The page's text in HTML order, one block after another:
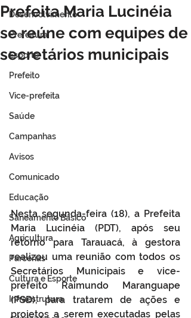
Desenvolvimento
Prefeitura
Esporte
Prefeito
Vice-prefeita
Saúde
Campanhas
Avisos
Comunicado
Educação
Saneamento Básico
Agricultura
Parcerias
Cultura e Esporte
Infraestrutura
Prefeita Maria Lucinéia
se reúne com equipes de
secretários municipais
Nesta segunda-feira (18), a Prefeita
Maria Lucinéia (PDT), após seu
retorno para Tarauacá, à gestora
realizou uma reunião com todos os
Secretários Municipais e vice-
prefeito Raimundo Maranguape
(PSD), para tratarem de ações e
projetos a serem executadas pelas